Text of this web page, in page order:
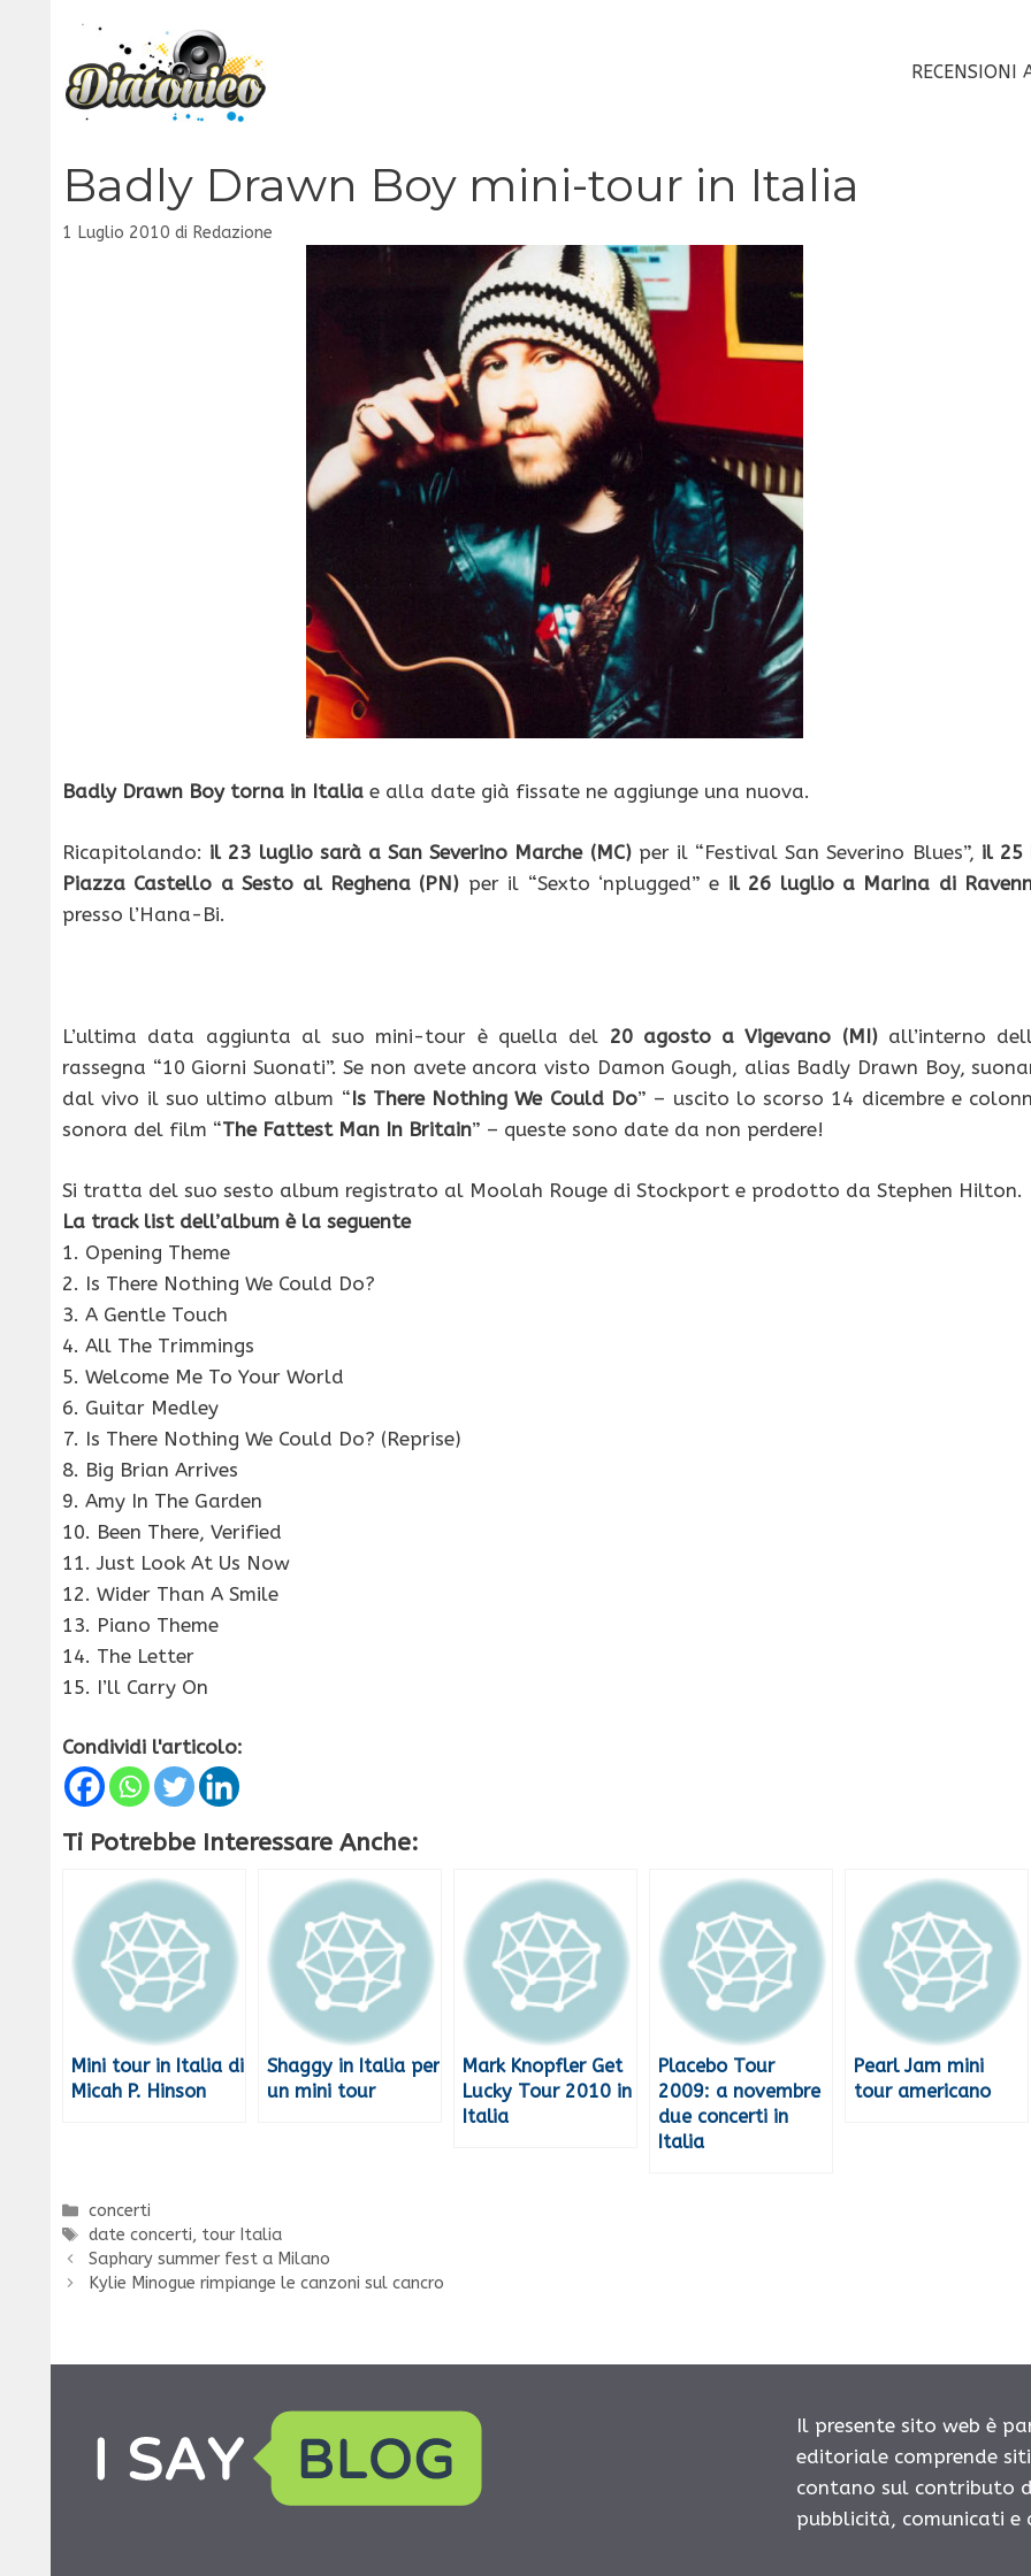
contenuto
RECENSIONI
Badly Drawn Boy mini-tour in Italia
1 Luglio 2010 di Redazione
Badly Drawn Boy torna in Italia e alla date già fissate ne aggiunge una nuova.
Ricapitolando: il 23 luglio sarà a San Severino Marche (MC)per il “Festival San Severino Blues”, il 25
Piazza Castello a Sesto al Reghena (PN) per il “Sexto ‘nplugged” e il 26 luglio a Marina di
presso l’Hana-Bi.
L’ultima data aggiunta al suo mini-tour è quella del 20 agosto a Vigevano (MI)all’interno
rassegna “10 Giorni Suonati”. Se non avete ancora visto Damon Gough, alias Badly Drawn Boy,
dal vivo il suo ultimo album “Is There Nothing We Could Do” – uscito lo scorso 14 dicembre e
sonora del film “The Fattest Man In Britain” – queste sono date da non perdere!
Si tratta del suo sesto album registrato al Moolah Rouge di Stockport e prodotto da Stephen Hilton.
La track list dell’album è la seguente
1. Opening Theme
2. Is There Nothing We Could Do?
3. A Gentle Touch
4. All The Trimmings
5. Welcome Me To Your World
6. Guitar Medley
7. Is There Nothing We Could Do? (Reprise)
8. Big Brian Arrives
9. Amy In The Garden
10. Been There, Verified
11. Just Look At Us Now
12. Wider Than A Smile
13. Piano Theme
14. The Letter
15. I’ll Carry On
Condividi l'articolo:
Ti Potrebbe Interessare Anche:
Mini tour in Italia di
Micah P. Hinson
Shaggy in Italia per
un mini tour
Mark Knopfler Get
Lucky Tour 2010 in
Italia
Placebo Tour
2009: a novembre
due concerti in
Italia
Pearl Jam mini
tour americano
Categorie
concerti
Tag
date concerti, tour Italia
Saphary summer fest a Milano
Kylie Minogue rimpiange le canzoni sul cancro
Il presente sito web è
editoriale comprende
contano sul contributo
pubblicità, comunicati e